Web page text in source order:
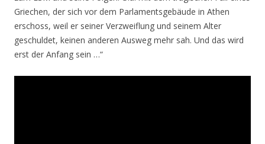
Griechen, der sich vor dem Parlamentsgebäude in Athen
erschoss, weil er seiner Verzweiflung und seinem Alter
geschuldet, keinen anderen Ausweg mehr sah. Und das wird
erst der Anfang sein …“